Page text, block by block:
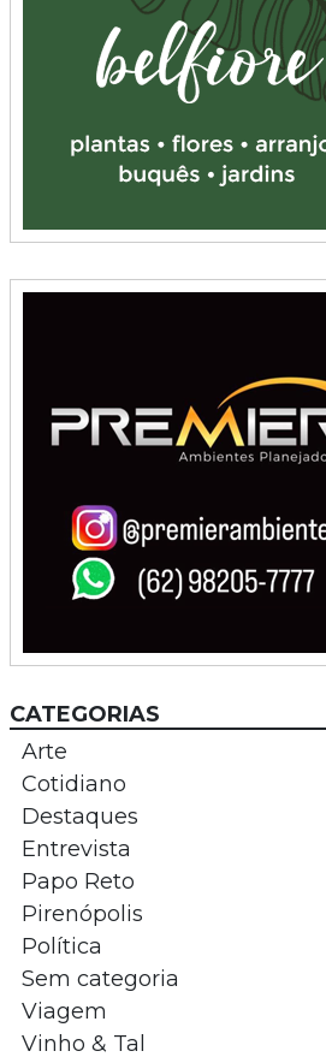
CATEGORIAS
Arte
Cotidiano
Destaques
Entrevista
Papo Reto
Pirenópolis
Política
Sem categoria
Viagem
Vinho & Tal